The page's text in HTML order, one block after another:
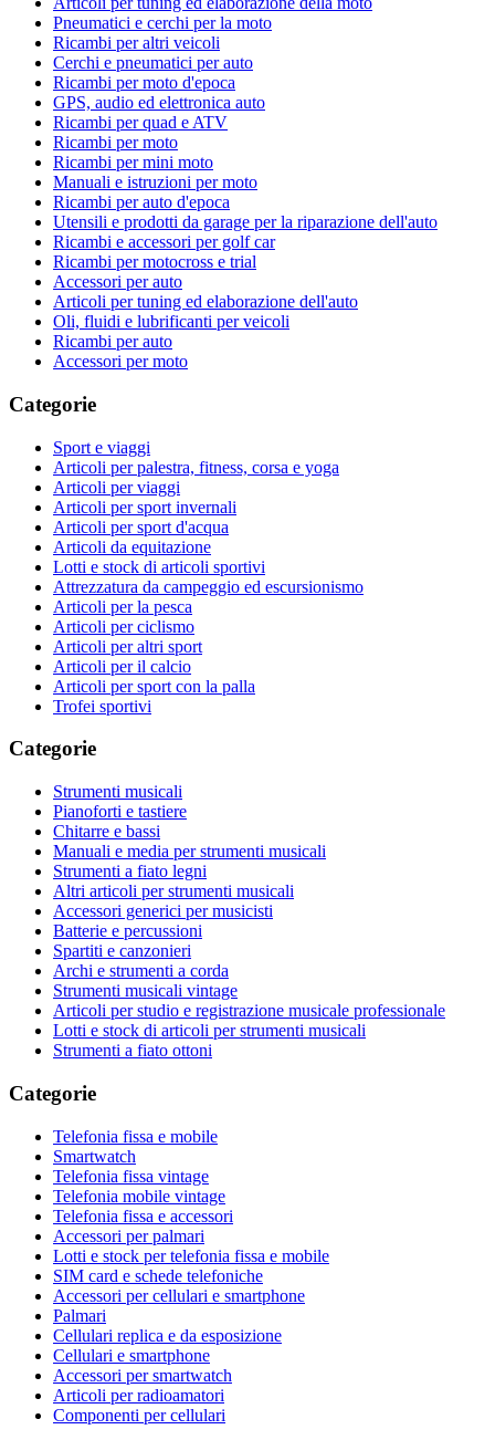
Pneumatici e cerchi per la moto
Ricambi per altri veicoli
Cerchi e pneumatici per auto
Ricambi per moto d'epoca
GPS, audio ed elettronica auto
Ricambi per quad e ATV
Ricambi per moto
Ricambi per mini moto
Manuali e istruzioni per moto
Ricambi per auto d'epoca
Utensili e prodotti da garage per la riparazione dell'auto
Ricambi e accessori per golf car
Ricambi per motocross e trial
Accessori per auto
Articoli per tuning ed elaborazione dell'auto
Oli, fluidi e lubrificanti per veicoli
Ricambi per auto
Accessori per moto
Categorie
Sport e viaggi
Articoli per palestra, fitness, corsa e yoga
Articoli per viaggi
Articoli per sport invernali
Articoli per sport d'acqua
Articoli da equitazione
Lotti e stock di articoli sportivi
Attrezzatura da campeggio ed escursionismo
Articoli per la pesca
Articoli per ciclismo
Articoli per altri sport
Articoli per il calcio
Articoli per sport con la palla
Trofei sportivi
Categorie
Strumenti musicali
Pianoforti e tastiere
Chitarre e bassi
Manuali e media per strumenti musicali
Strumenti a fiato legni
Altri articoli per strumenti musicali
Accessori generici per musicisti
Batterie e percussioni
Spartiti e canzonieri
Archi e strumenti a corda
Strumenti musicali vintage
Articoli per studio e registrazione musicale professionale
Lotti e stock di articoli per strumenti musicali
Strumenti a fiato ottoni
Categorie
Telefonia fissa e mobile
Smartwatch
Telefonia fissa vintage
Telefonia mobile vintage
Telefonia fissa e accessori
Accessori per palmari
Lotti e stock per telefonia fissa e mobile
SIM card e schede telefoniche
Accessori per cellulari e smartphone
Palmari
Cellulari replica e da esposizione
Cellulari e smartphone
Accessori per smartwatch
Articoli per radioamatori
Componenti per cellulari